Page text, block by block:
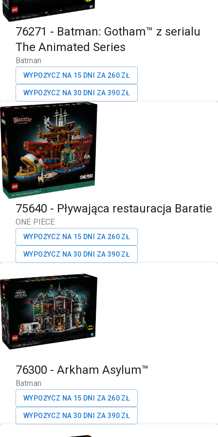
76271 - Batman: Gotham™ z serialu
The Animated Series
Batman
WYPOŻYCZ NA 15 DNI ZA 260 ZŁ
WYPOŻYCZ NA 30 DNI ZA 390 ZŁ
75640 - Pływająca restauracja Baratie
ONE PIECE
WYPOŻYCZ NA 15 DNI ZA 260 ZŁ
WYPOŻYCZ NA 30 DNI ZA 390 ZŁ
76300 - Arkham Asylum™
Batman
WYPOŻYCZ NA 15 DNI ZA 260 ZŁ
WYPOŻYCZ NA 30 DNI ZA 390 ZŁ